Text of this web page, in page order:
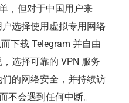
，但对于中国用户来
选择使用虚拟专用网络
下载 Telegram 并自由
选择可靠的 VPN 服务
的网络安全，并持续访
不会遇到任何中断。